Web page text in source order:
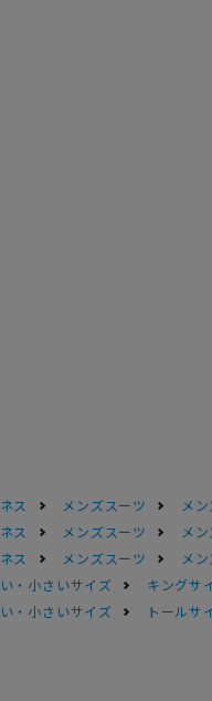
ス メンズスーツ
メ
ス メンズスーツ
メ
ス メンズスーツ
メ
・小さいサイズ
キングサ
・小さいサイズ トールサ